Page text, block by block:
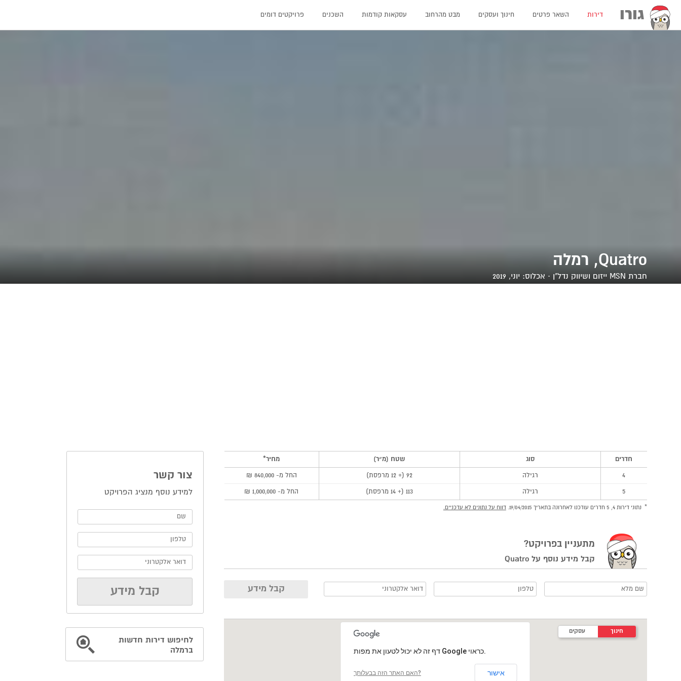
גורו דירות השאר פרטים חינוך ועסקים מבט מהרחוב עסקאות קודמות השכנים פרויקטים דומים
Quatro, רמלה
חברת MSN ייזום ושיווק נדל"ן · אכלוס: יוני, 2019
חדרים סוג שטח (מ״ר) מחיר*
4 רגילה 92 (+ 12 מרפסת) החל מ- 840,000 ₪
5 רגילה 113 (+ 14 מרפסת) החל מ- 1,000,000 ₪
נתוני דירות 4, 5 חדרים עודכנו לאחרונה בתאריך 19/04/2015. דווח על נתונים לא עדכניים.
מתעניין בפרויקט?
קבל מידע נוסף על Quatro
‏דף זה לא יכול לטעון את מפות Google כראוי.
האם האתר הזה בבעלותך? אישור
חינוך עסקים
צור קשר
למידע נוסף מנציג הפרויקט
לחיפוש דירות חדשות
ברמלה